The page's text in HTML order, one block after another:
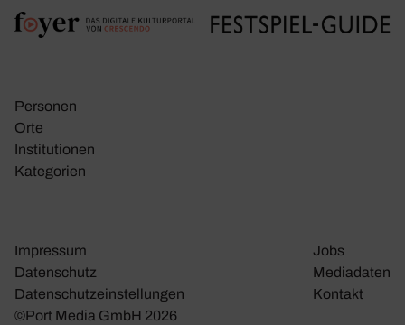
Personen
Orte
Insti­tu­tionen
Kate­go­rien
©Port Media GmbH 2026
Impressum
Daten­schutz
Daten­schutz­ein­stel­lungen
Jobs
Media­daten
Kontakt